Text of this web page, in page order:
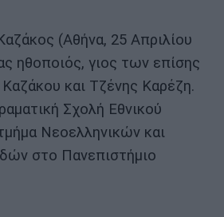
(Αθήνα, 25 Απριλίου
ηθοποιός, γιος των επίσης
και Τζένης Καρέζη.
Σχολή Εθνικού
Νεοελληνικών και
στο Πανεπιστήμιο